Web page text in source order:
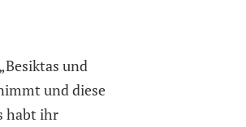
und
und diese
habt ihr